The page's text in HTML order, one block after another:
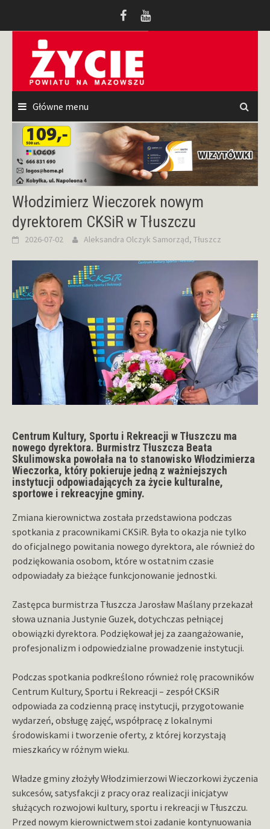
Główne menu
Włodzimierz Wieczorek nowym
dyrektorem CKSiR w Tłuszczu
2026-07-02 Aleksandra Olczyk Samorząd, Tłuszcz
Centrum Kultury, Sportu i Rekreacji w Tłuszczu ma
nowego dyrektora. Burmistrz Tłuszcza Beata
Skulimowska powołała na to stanowisko Włodzimierza
Wieczorka, który pokieruje jedną z ważniejszych
instytucji odpowiadających za życie kulturalne,
sportowe i rekreacyjne gminy.
Zmiana kierownictwa została przedstawiona podczas
spotkania z pracownikami CKSiR. Była to okazja nie tylko
do oficjalnego powitania nowego dyrektora, ale również do
podziękowania osobom, które w ostatnim czasie
odpowiadały za bieżące funkcjonowanie jednostki.
Zastępca burmistrza Tłuszcza Jarosław Maślany przekazał
słowa uznania Justynie Guzek, dotychczas pełniącej
obowiązki dyrektora. Podziękował jej za zaangażowanie,
profesjonalizm i odpowiedzialne prowadzenie instytucji.
Podczas spotkania podkreślono również rolę pracowników
Centrum Kultury, Sportu i Rekreacji – zespół CKSiR
odpowiada za codzienną pracę instytucji, przygotowanie
wydarzeń, obsługę zajęć, współpracę z lokalnymi
środowiskami i tworzenie oferty, z której korzystają
mieszkańcy w różnym wieku.
Władze gminy złożyły Włodzimierzowi Wieczorkowi życzenia
sukcesów, satysfakcji z pracy oraz realizacji inicjatyw
służących rozwojowi kultury, sportu i rekreacji w Tłuszczu.
Przed nowym kierownictwem stoi zadanie kontynuowania